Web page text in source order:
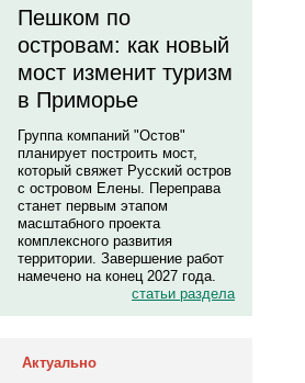
Пешком по
островам: как новый
мост изменит туризм
в Приморье
Группа компаний "Остов"
планирует построить мост,
который свяжет Русский остров
с островом Елены. Переправа
станет первым этапом
масштабного проекта
комплексного развития
территории. Завершение работ
намечено на конец 2027 года.
статьи раздела
Актуально